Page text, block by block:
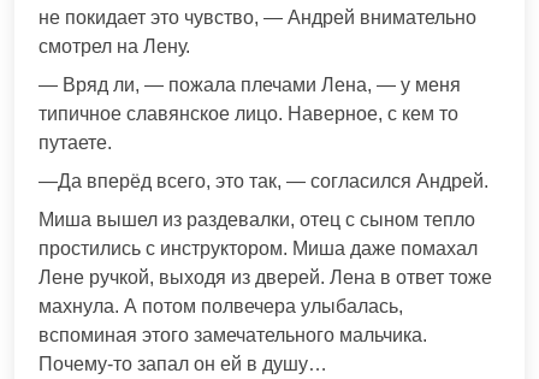
не покидает это чувство, — Андрей внимательно
смотрел на Лену.
— Вряд ли, — пожала плечами Лена, — у меня
типичное славянское лицо. Наверное, с кем то
путаете.
—Да вперёд всего, это так, — согласился Андрей.
Миша вышел из раздевалки, отец с сыном тепло
простились с инструктором. Миша даже помахал
Лене ручкой, выходя из дверей. Лена в ответ тоже
махнула. А потом полвечера улыбалась,
вспоминая этого замечательного мальчика.
Почему-то запал он ей в душу…